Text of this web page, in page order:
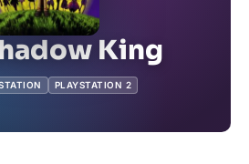
King
PLAYSTATION 2